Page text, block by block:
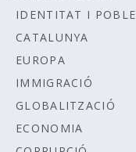
IDENTITAT I POBLE
CATALUNYA
EUROPA
IMMIGRACIÓ
GLOBALITZACIÓ
ECONOMIA